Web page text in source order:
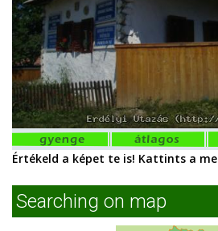
Értékeld a képet te is! Kattints a
Searching on map